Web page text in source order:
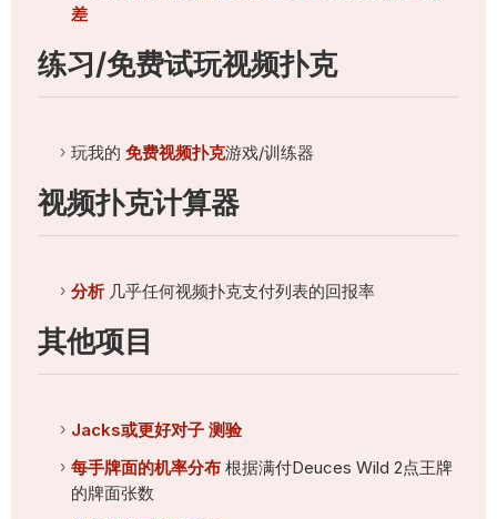
差
练习/免费试玩视频扑克
玩我的 免费视频扑克游戏/训练器
视频扑克计算器
分析几乎任何视频扑克支付列表的回报率
其他项目
Jacks或更好对子 测验
每手牌面的机率分布 根据满付Deuces Wild 2点王牌
的牌面张数